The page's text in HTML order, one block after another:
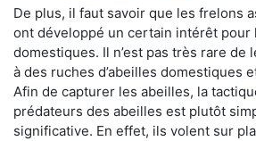
De plus, il faut savoir que les frelons
ont développé un certain intérêt pour
domestiques. Il n’est pas très rare de
à des ruches d’abeilles domestiques
Afin de capturer les abeilles, la
prédateurs des abeilles est plutôt
significative. En effet, ils volent sur